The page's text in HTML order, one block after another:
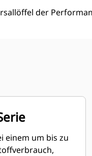
der
einem um bis zu